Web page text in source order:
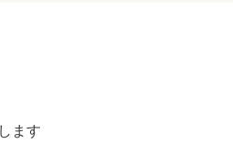
ます